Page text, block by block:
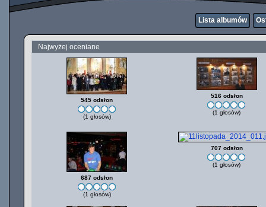
Lista albumów
Najwyżej oceniane
545 odsłon
(1 głosów)
516 odsłon
(1 głosów)
687 odsłon
(1 głosów)
707 odsłon
(1 głosów)